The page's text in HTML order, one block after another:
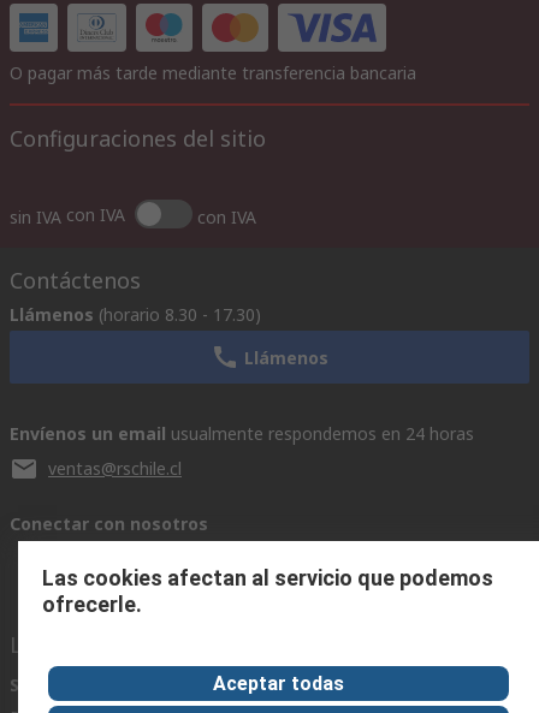
O pagar más tarde mediante transferencia bancaria
Configuraciones del sitio
sin IVA con IVA con IVA
Contáctenos
Llámenos (horario 8.30 - 17.30)
Llámenos
Envíenos un email usualmente respondemos en 24 horas
ventas@rschile.cl
Conectar con nosotros
Links de ayuda
Servicios
Acerca de RS
Industria
Las cookies afectan al servicio que podemos
ofrecerle.
Aceptar todas